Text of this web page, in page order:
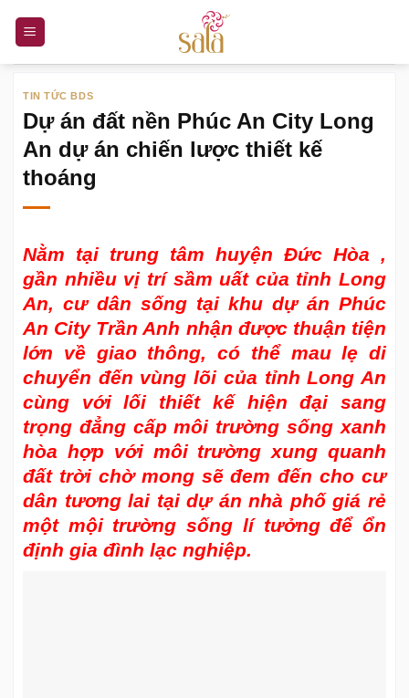
nội
TIN TỨC BDS
Dự án đất nền Phúc An City Long
An dự án chiến lược thiết kế
thoáng
Nằm tại trung tâm huyện Đức Hòa ,
gần nhiều vị trí sầm uất của tỉnh Long
An, cư dân sống tại khu dự án Phúc
An City Trần Anh nhận được thuận tiện
lớn về giao thông, có thể mau lẹ di
chuyển đến vùng lõi của tỉnh Long An
cùng với lối thiết kế hiện đại sang
trọng đẳng cấp môi trường sống xanh
hòa hợp với môi trường xung quanh
đất trời chờ mong sẽ đem đến cho cư
dân tương lai tại dự án nhà phố giá rẻ
một mội trường sống lí tưởng để ổn
định gia đình lạc nghiệp.